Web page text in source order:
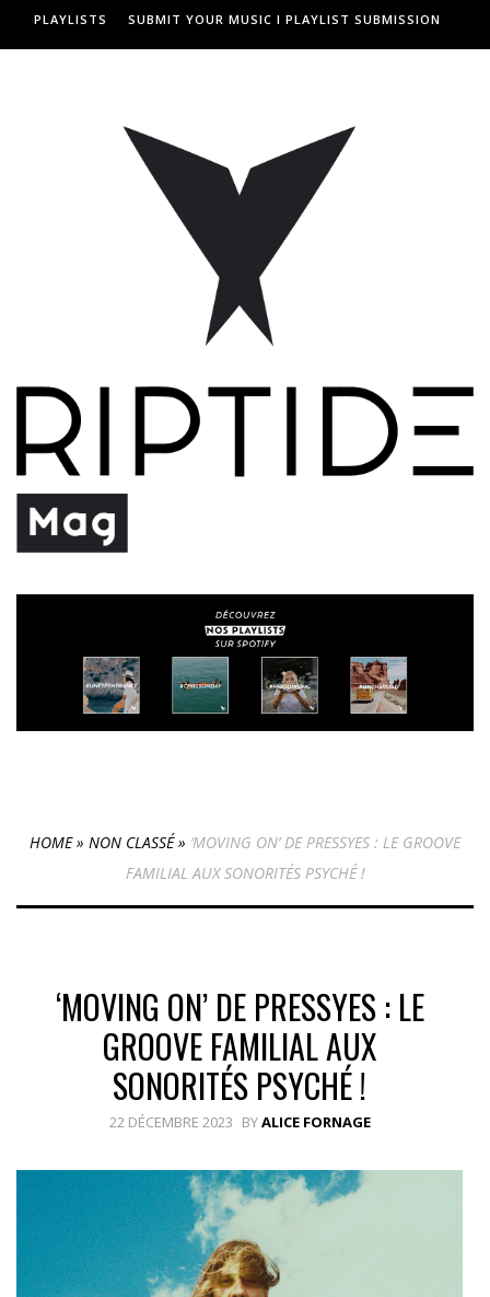
PLAYLISTS SUBMIT YOUR MUSIC I PLAYLIST SUBMISSION
HOME» NON CLASSÉ» ‘MOVING ON’ DE PRESSYES : LE GROOVE
FAMILIAL AUX SONORITÉS PSYCHÉ !
‘MOVING ON’ DE PRESSYES : LE
GROOVE FAMILIAL AUX
SONORITÉS PSYCHÉ !
22 DÉCEMBRE 2023 BYALICE FORNAGE